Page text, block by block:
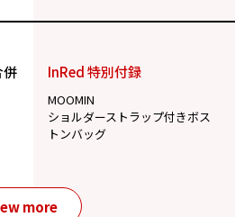
併
InRed 特別付録
MOOMIN
ショルダーストラップ付きボス
トンバッグ
more